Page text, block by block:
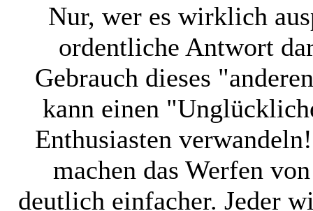
Nur, wer es wirklich
ordentliche Antwort
Gebrauch dieses
kann einen
Enthusiasten
machen das Werfen
deutlich einfacher. Jeder